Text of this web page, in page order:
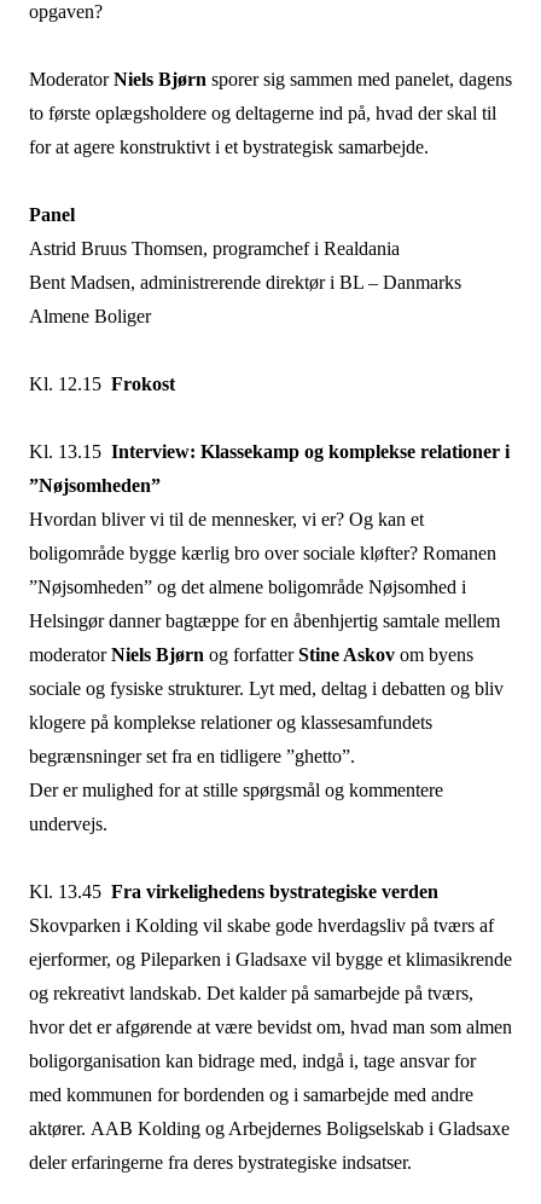
opgaven?
ModeratorNiels Bjørn sporer sig sammen med panelet, dagens
to første oplægsholdere og deltagerne ind på, hvad der skal til
for at agere konstruktivt i et bystrategisk samarbejde.
Panel
Astrid Bruus Thomsen, programchef i Realdania
Bent Madsen, administrerende direktør i BL – Danmarks
Almene Boliger
Kl. 12.15 Frokost
Kl. 13.15 Interview: Klassekamp og komplekse relationer i
”Nøjsomheden”
Hvordan bliver vi til de mennesker, vi er? Og kan et
boligområde bygge kærlig bro over sociale kløfter? Romanen
”Nøjsomheden” og det almene boligområde Nøjsomhed i
Helsingør danner bagtæppe for en åbenhjertig samtale mellem
moderatorNiels Bjørn og forfatterStine Askovom byens
sociale og fysiske strukturer. Lyt med, deltag i debatten og bliv
klogere på komplekse relationer og klassesamfundets
begrænsninger set fra en tidligere ”ghetto”.
Der er mulighed for at stille spørgsmål og kommentere
undervejs.
Kl. 13.45 Fra virkelighedens bystrategiske verden
Skovparken i Kolding vil skabe gode hverdagsliv på tværs af
ejerformer, og Pileparken i Gladsaxe vil bygge et klimasikrende
og rekreativt landskab. Det kalder på samarbejde på tværs,
hvor det er afgørende at være bevidst om, hvad man som almen
boligorganisation kan bidrage med, indgå i, tage ansvar for
med kommunen for bordenden og i samarbejde med andre
aktører. AAB Kolding og Arbejdernes Boligselskab i Gladsaxe
deler erfaringerne fra deres bystrategiske indsatser.